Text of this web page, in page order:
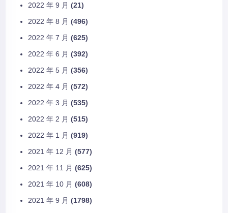
2022 年 9 月 (21)
2022 年 8 月 (496)
2022 年 7 月 (625)
2022 年 6 月 (392)
2022 年 5 月 (356)
2022 年 4 月 (572)
2022 年 3 月 (535)
2022 年 2 月 (515)
2022 年 1 月 (919)
2021 年 12 月 (577)
2021 年 11 月 (625)
2021 年 10 月 (608)
2021 年 9 月 (1798)